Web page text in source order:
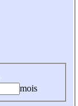
mois